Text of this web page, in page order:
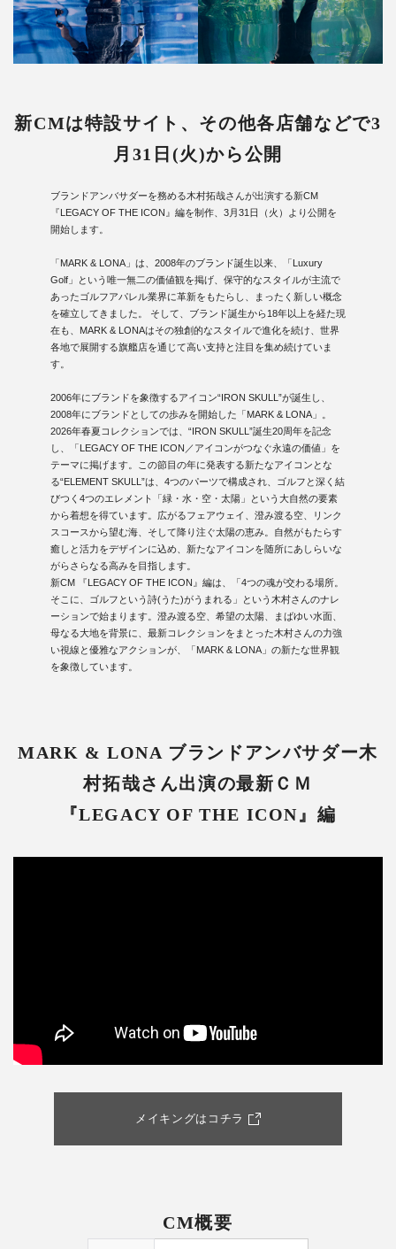
新CMは特設サイト、その他各店舗などで3
月31日(火)から公開
ブランドアンバサダーを務める木村拓哉さんが出演する新CM
『LEGACY OF THE ICON』編を制作、3月31日（火）より公開を
開始します。
「MARK & LONA」は、2008年のブランド誕生以来、「Luxury
Golf」という唯一無二の価値観を掲げ、保守的なスタイルが主流で
あったゴルフアパレル業界に革新をもたらし、まったく新しい概念
を確立してきました。 そして、ブランド誕生から18年以上を経た現
在も、MARK & LONAはその独創的なスタイルで進化を続け、世界
各地で展開する旗艦店を通じて高い支持と注目を集め続けていま
す。
2006年にブランドを象徴するアイコン“IRON SKULL”が誕生し、
2008年にブランドとしての歩みを開始した「MARK & LONA」。
2026年春夏コレクションでは、“IRON SKULL”誕生20周年を記念
し、「LEGACY OF THE ICON／アイコンがつなぐ永遠の価値」を
テーマに掲げます。この節目の年に発表する新たなアイコンとな
る“ELEMENT SKULL”は、4つのパーツで構成され、ゴルフと深く結
びつく4つのエレメント「緑・水・空・太陽」という大自然の要素
から着想を得ています。広がるフェアウェイ、澄み渡る空、リンク
スコースから望む海、そして降り注ぐ太陽の恵み。自然がもたらす
癒しと活力をデザインに込め、新たなアイコンを随所にあしらいな
がらさらなる高みを目指します。
新CM 『LEGACY OF THE ICON』編は、「4つの魂が交わる場所。
そこに、ゴルフという詩(うた)がうまれる」という木村さんのナレ
ーションで始まります。澄み渡る空、希望の太陽、まばゆい水面、
母なる大地を背景に、最新コレクションをまとった木村さんの力強
い視線と優雅なアクションが、「MARK & LONA」の新たな世界観
を象徴しています。
MARK & LONA ブランドアンバサダー木
村拓哉さん出演の最新ＣＭ
『LEGACY OF THE ICON』編
メイキングはコチラ
CM概要